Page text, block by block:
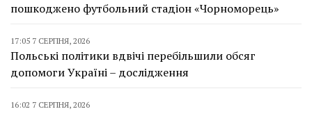
пошкоджено футбольний стадіон «Чорноморець»
17:05 7 СЕРПНЯ, 2026
Польські політики вдвічі перебільшили обсяг
допомоги Україні – дослідження
16:02 7 СЕРПНЯ, 2026